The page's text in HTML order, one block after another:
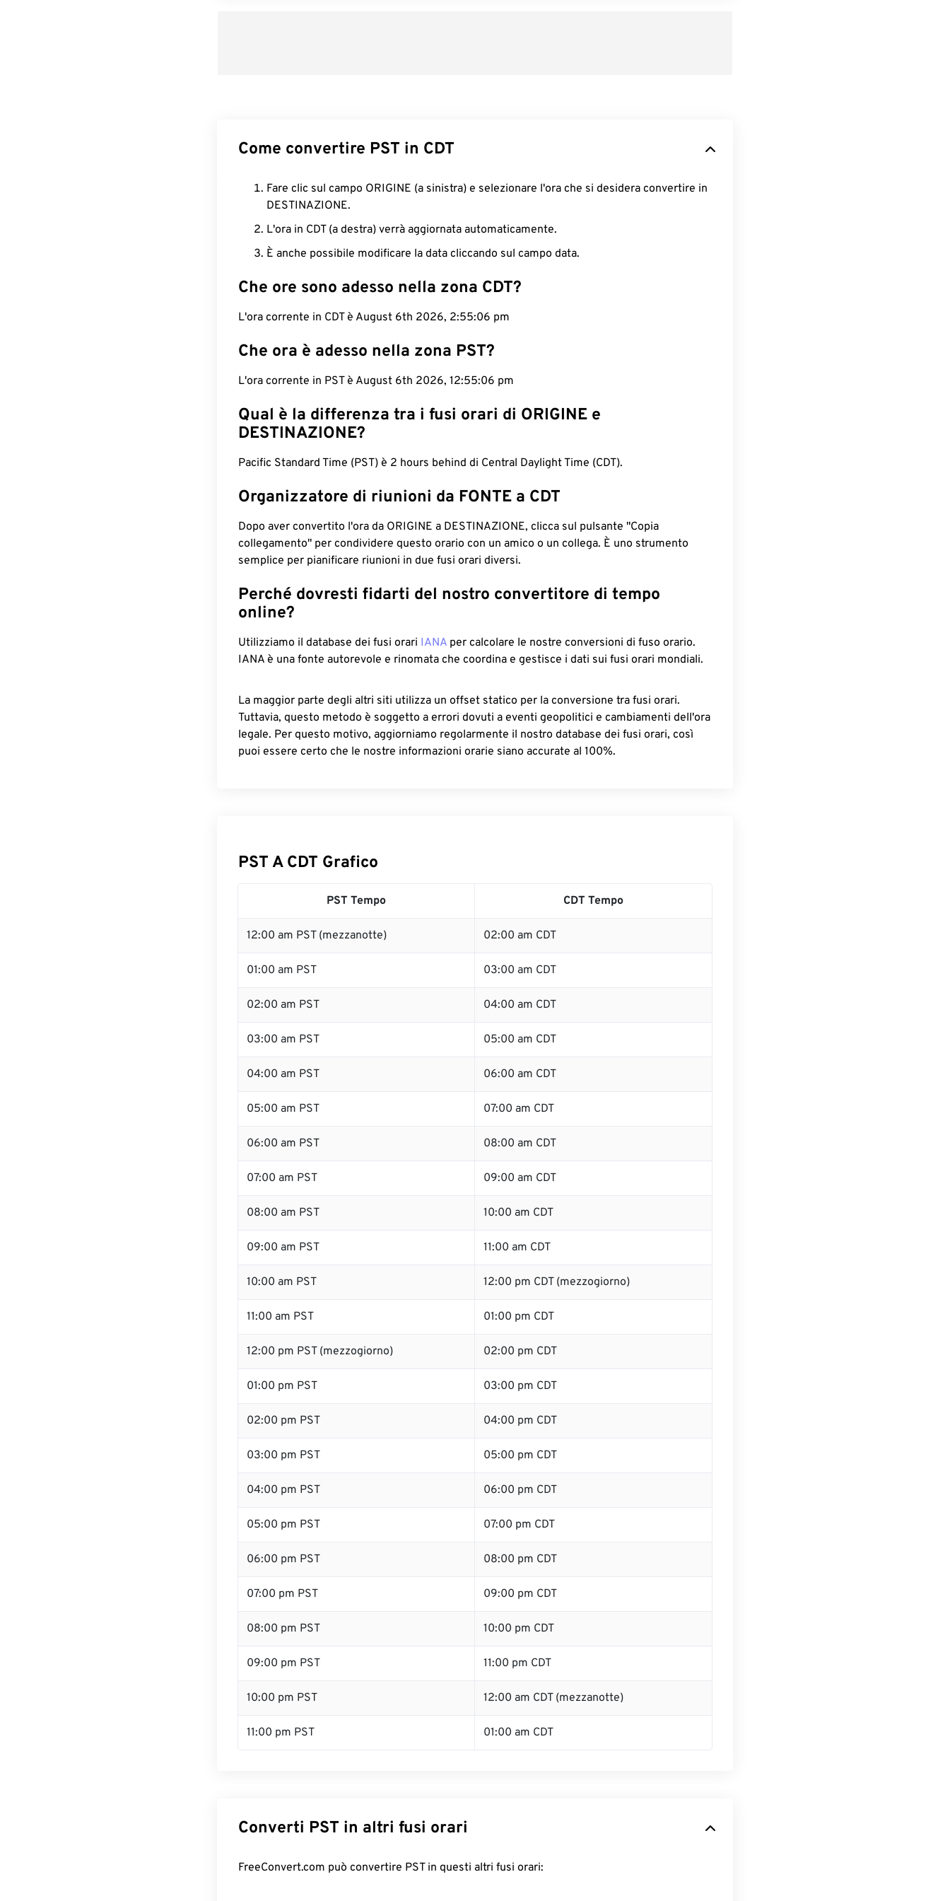
Come convertire PST in CDT
Fare clic sul campo ORIGINE (a sinistra) e selezionare l'ora che si desidera convertire in
DESTINAZIONE.
L'ora in CDT (a destra) verrà aggiornata automaticamente.
È anche possibile modificare la data cliccando sul campo data.
Che ore sono adesso nella zona CDT?
L'ora corrente in CDT è August 6th 2026, 2:55:07 pm
Che ora è adesso nella zona PST?
L'ora corrente in PST è August 6th 2026, 12:55:07 pm
Qual è la differenza tra i fusi orari di ORIGINE e
DESTINAZIONE?
Pacific Standard Time (PST) è 2 hours behind di Central Daylight Time (CDT).
Organizzatore di riunioni da FONTE a CDT
Dopo aver convertito l'ora da ORIGINE a DESTINAZIONE, clicca sul pulsante "Copia
collegamento" per condividere questo orario con un amico o un collega. È uno strumento
semplice per pianificare riunioni in due fusi orari diversi.
Perché dovresti fidarti del nostro convertitore di tempo
online?
Utilizziamo il database dei fusi orari IANA per calcolare le nostre conversioni di fuso orario.
IANA è una fonte autorevole e rinomata che coordina e gestisce i dati sui fusi orari mondiali.
La maggior parte degli altri siti utilizza un offset statico per la conversione tra fusi orari.
Tuttavia, questo metodo è soggetto a errori dovuti a eventi geopolitici e cambiamenti dell'ora
legale. Per questo motivo, aggiorniamo regolarmente il nostro database dei fusi orari, così
puoi essere certo che le nostre informazioni orarie siano accurate al 100%.
PST A CDT Grafico
PST Tempo CDT Tempo
12:00 am PST (mezzanotte) 02:00 am CDT
01:00 am PST 03:00 am CDT
02:00 am PST 04:00 am CDT
03:00 am PST 05:00 am CDT
04:00 am PST 06:00 am CDT
05:00 am PST 07:00 am CDT
06:00 am PST 08:00 am CDT
07:00 am PST 09:00 am CDT
08:00 am PST 10:00 am CDT
09:00 am PST 11:00 am CDT
10:00 am PST 12:00 pm CDT (mezzogiorno)
11:00 am PST 01:00 pm CDT
12:00 pm PST (mezzogiorno) 02:00 pm CDT
01:00 pm PST 03:00 pm CDT
02:00 pm PST 04:00 pm CDT
03:00 pm PST 05:00 pm CDT
04:00 pm PST 06:00 pm CDT
05:00 pm PST 07:00 pm CDT
06:00 pm PST 08:00 pm CDT
07:00 pm PST 09:00 pm CDT
08:00 pm PST 10:00 pm CDT
09:00 pm PST 11:00 pm CDT
10:00 pm PST 12:00 am CDT (mezzanotte)
11:00 pm PST 01:00 am CDT
Converti PST in altri fusi orari
FreeConvert.com può convertire PST in questi altri fusi orari: